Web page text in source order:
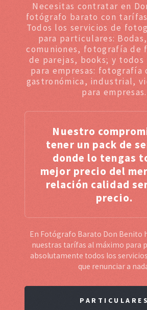
Necesitas contratar en
fotógrafo barato con tarífas
Todos los servicios de
para particulares:
comuniones, fotografía de
de parejas, books; y todos
para empresas: fotografía
gastronómica, industrial,
para empresas.
Nuestro
tener un pack de
donde lo tengas
mejor precio del
relación calidad
precio.
En Fotógrafo Barato Don Benito
nuestras tarífas al máximo para
absolutamente todos los
que renunciar a
PARTICULARES